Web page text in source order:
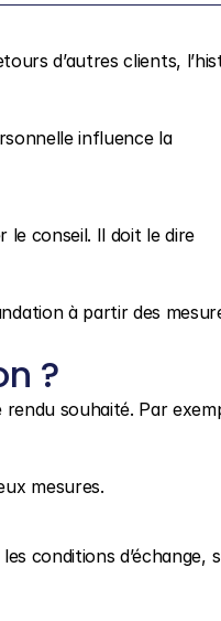
d’autres clients,
influence la
le conseil. Il doit le dire
à partir des
?
souhaité. Par
mesures.
conditions d’échange,